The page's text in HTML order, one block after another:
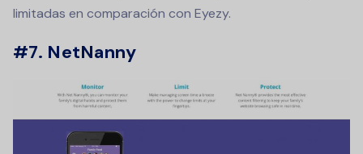
limitadas en comparación con Eyezy.
#7. NetNanny